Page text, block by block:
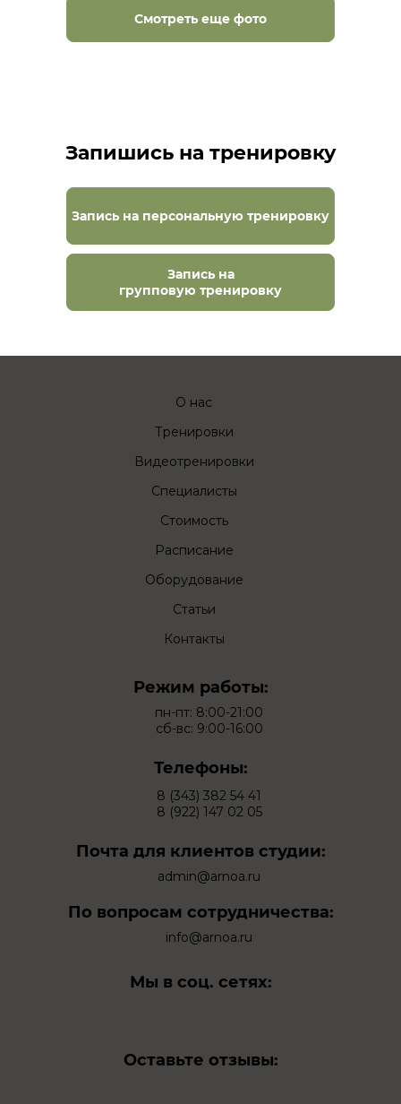
Смотреть еще фото
Запишись на тренировку
Запись на персональную тренировку
Запись на
групповую тренировку
О нас
Тренировки
Видеотренировки
Специалисты
Стоимость
Расписание
Оборудование
Статьи
Контакты
Режим работы:
пн-пт: 8:00-21:00
сб-вс: 9:00-16:00
Телефоны:
8 (343) 382 54 41
8 (922) 147 02 05
Почта для клиентов студии:
admin@arnoa.ru
По вопросам сотрудничества:
info@arnoa.ru
Мы в соц. сетях:
Оставьте отзывы: